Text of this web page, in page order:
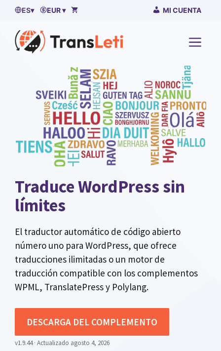
contenido
ES▾ EUR ▾ MI CUENTA
MENÚ
Traduce WordPress sin
límites
El traductor automático de código abierto
número uno para WordPress, que ofrece
traducciones ilimitadas o un motor de
traducción compatible con los complementos
WPML, TranslatePress y Polylang.
DESCARGA DEL COMPLEMENTO
v1.9.44 · Actualizado agosto 4, 2026